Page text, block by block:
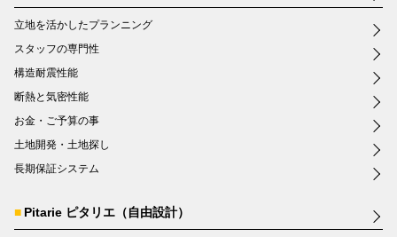
立地を活かしたプランニング
スタッフの専門性
構造耐震性能
断熱と気密性能
お金・ご予算の事
土地開発・土地探し
長期保証システム
Pitarie ピタリエ（自由設計）